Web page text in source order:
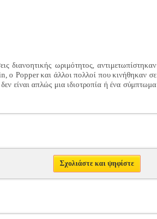
διανοητικής ωριμότητος, αντιμετωπίστηκαν
o Popper και άλλοι πολλοί που κινήθηκαν σε
είναι απλώς μια ιδιοτροπία ή ένα σύμπτωμα
Σχολιάστε και ψηφίστε